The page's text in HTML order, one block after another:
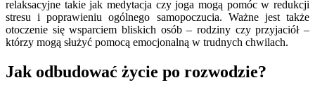
relaksacyjne takie jak medytacja czy joga mogą pomóc w redukcji
stresu i poprawieniu ogólnego samopoczucia. Ważne jest także
otoczenie się wsparciem bliskich osób – rodziny czy przyjaciół –
którzy mogą służyć pomocą emocjonalną w trudnych chwilach.
Jak odbudować życie po rozwodzie?